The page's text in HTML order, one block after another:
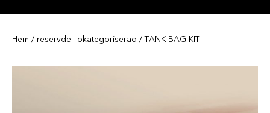
Hem / reservdel_okategoriserad / TANK BAG KIT